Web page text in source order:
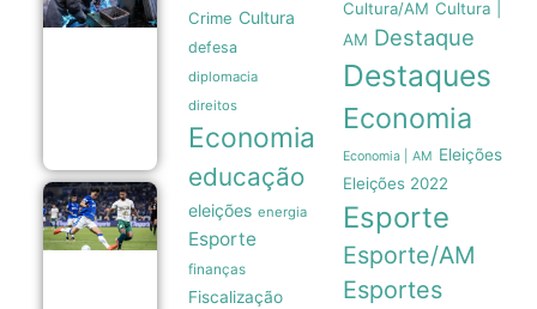
ano é
insuficiente
para
impulsionar
a indústria
brasileira
05/08
Copa do
Brasil:
Cruzeiro
e Grêmio
avançam
Crime Cultura
defesa
diplomacia
direitos
Economia
educação
eleições energia
Esporte
finanças
Fiscalização
Cultura/AM Cultura |
AM Destaque
Destaques
Economia
Economia | AM
Eleições
Eleições 2022
Esporte
Esporte/AM
Esportes